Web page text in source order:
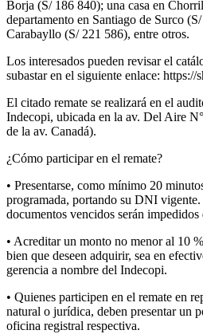
Borja (S/ 186 840); una casa en
departamento en Santiago de Surco
Carabayllo (S/ 221 586), entre otros.
Los interesados pueden revisar el
subastar en el siguiente enlace:
El citado remate se realizará en el
Indecopi, ubicada en la av. Del Aire
de la av. Canadá).
¿Cómo participar en el remate?
• Presentarse, como mínimo 20
programada, portando su DNI vigente.
documentos vencidos serán impedidos
• Acreditar un monto no menor al 10
bien que deseen adquirir, sea en
gerencia a nombre del Indecopi.
• Quienes participen en el remate en
natural o jurídica, deben presentar un
oficina registral respectiva.